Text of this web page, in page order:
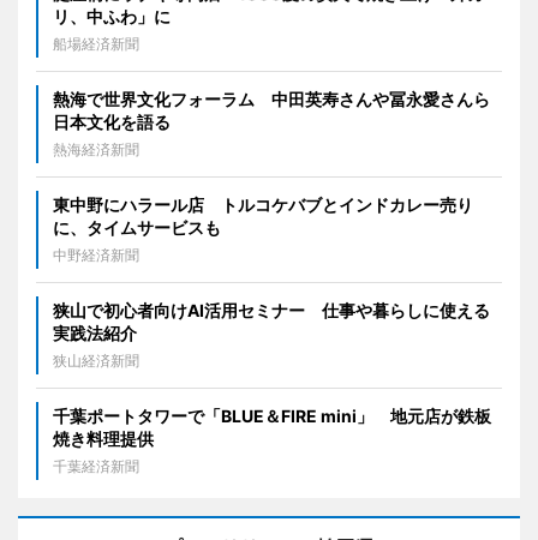
リ、中ふわ」に
船場経済新聞
熱海で世界文化フォーラム 中田英寿さんや冨永愛さんら
日本文化を語る
熱海経済新聞
東中野にハラール店 トルコケバブとインドカレー売り
に、タイムサービスも
中野経済新聞
狭山で初心者向けAI活用セミナー 仕事や暮らしに使える
実践法紹介
狭山経済新聞
千葉ポートタワーで「BLUE＆FIRE mini」 地元店が鉄板
焼き料理提供
千葉経済新聞